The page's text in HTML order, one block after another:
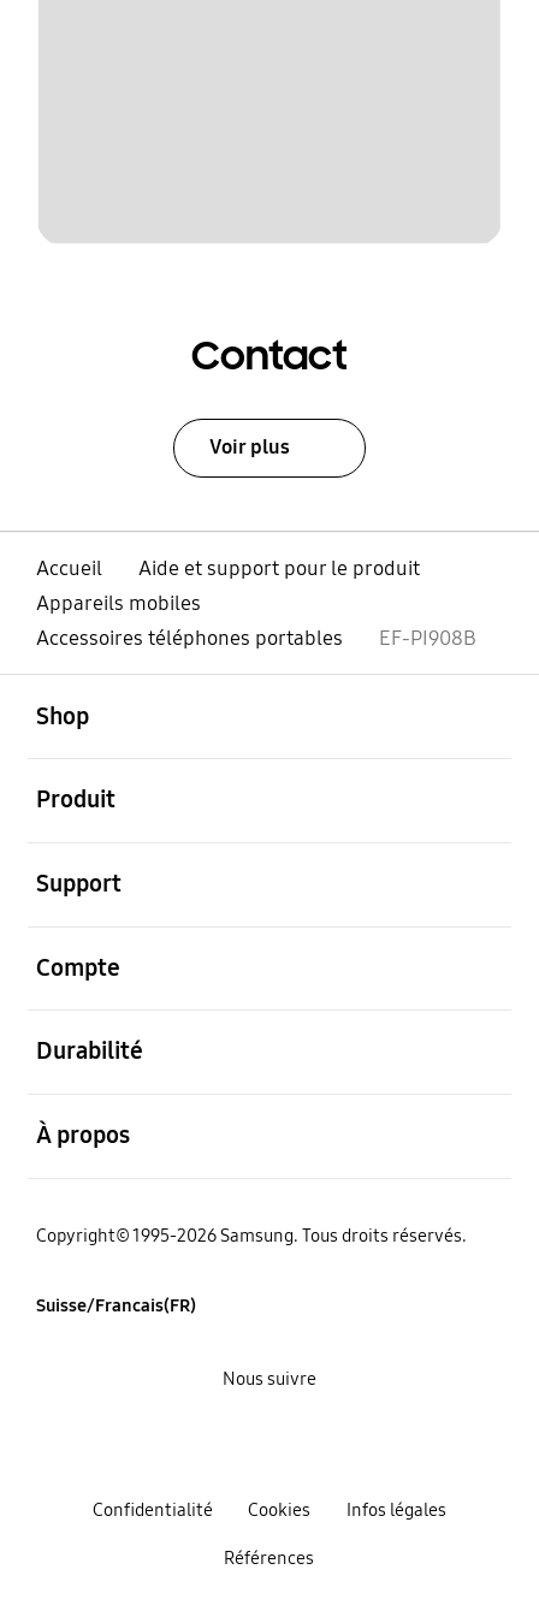
Contact
Voir plus
Accueil
Aide et support pour le produit
Appareils mobiles
Accessoires téléphones portables
EF-PI908B
Shop
Produit
Support
Compte
Durabilité
À propos
Copyright© 1995-2026 Samsung. Tous droits réservés.
Suisse/Francais(FR)
Confidentialité Cookies Infos légales
Références
Nous suivre